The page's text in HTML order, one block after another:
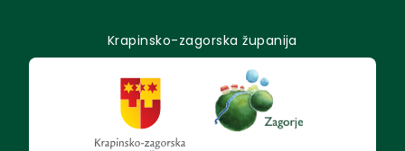
Krapinsko-zagorska županija